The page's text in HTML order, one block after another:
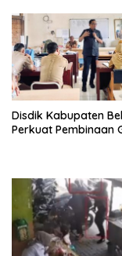
Disdik Kabupaten
Perkuat Pembinaan